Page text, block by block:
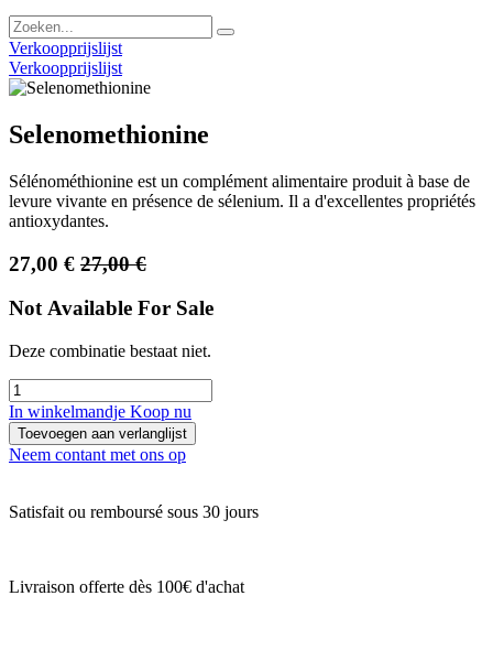
Verkoopprijslijst
Verkoopprijslijst
Selenomethionine
Sélénométhionine est un complément alimentaire produit à base de
levure vivante en présence de sélenium. Il a d'excellentes propriétés
antioxydantes.
27,00 € 27,00€
Not Available For Sale
Deze combinatie bestaat niet.
In winkelmandje Koop nu
Toevoegen aan verlanglijst
Neem contant met ons op
Satisfait ou remboursé sous 30 jours
Livraison offerte dès 100€ d'achat